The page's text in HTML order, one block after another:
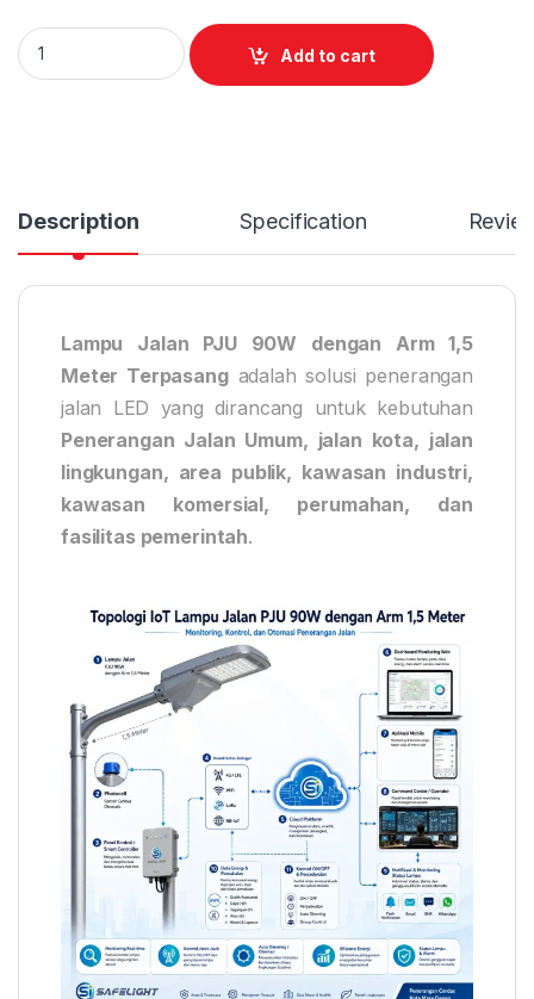
Lampu Jalan PJU 90W dengan Arm 1.5 Meter Terpasang
Add to cart
Description Specification
Lampu Jalan PJU 90W dengan Arm 1,5
Meter Terpasangadalah solusi penerangan
jalan LED yang dirancang untuk kebutuhan
Penerangan Jalan Umum, jalan kota, jalan
lingkungan, area publik, kawasan industri,
kawasan komersial, perumahan, dan
fasilitas pemerintah.